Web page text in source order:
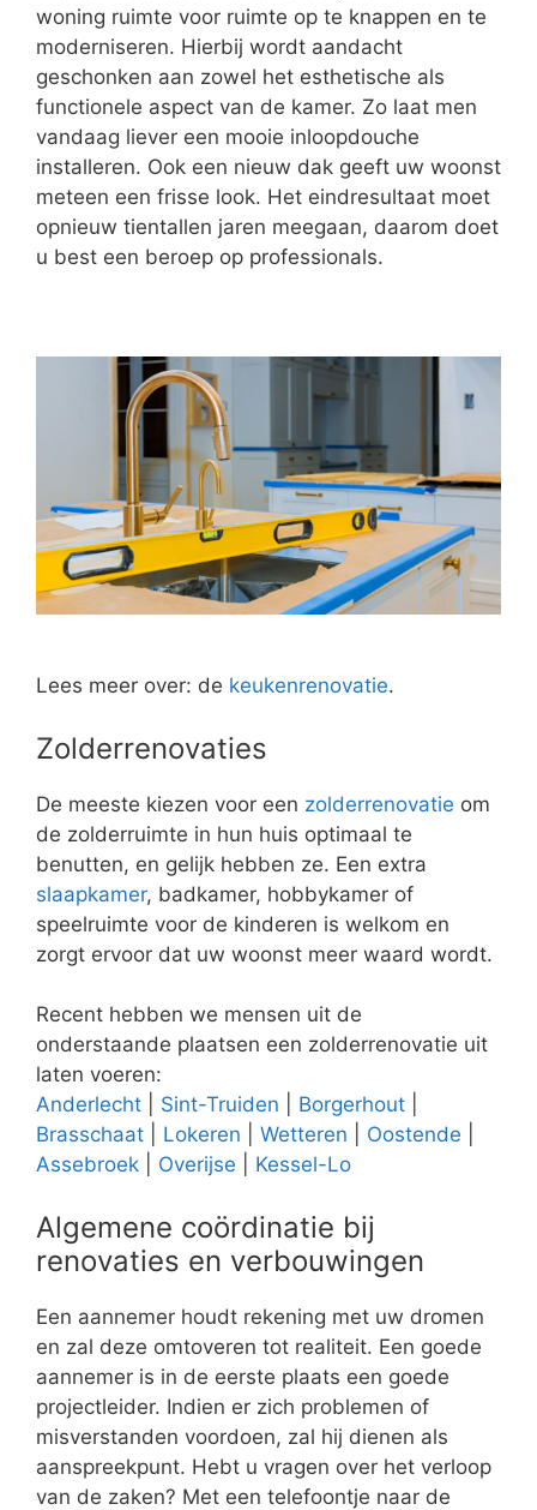
woning ruimte voor ruimte op te knappen en te
moderniseren. Hierbij wordt aandacht
geschonken aan zowel het esthetische als
functionele aspect van de kamer. Zo laat men
vandaag liever een mooie inloopdouche
installeren. Ook een nieuw dak geeft uw woonst
meteen een frisse look. Het eindresultaat moet
opnieuw tientallen jaren meegaan, daarom doet
u best een beroep op professionals.
Lees meer over: de keukenrenovatie.
Zolderrenovaties
De meeste kiezen voor een zolderrenovatie om
de zolderruimte in hun huis optimaal te
benutten, en gelijk hebben ze. Een extra
slaapkamer, badkamer, hobbykamer of
speelruimte voor de kinderen is welkom en
zorgt ervoor dat uw woonst meer waard wordt.
Recent hebben we mensen uit de
onderstaande plaatsen een zolderrenovatie uit
laten voeren:
Anderlecht
Sint-Truiden Borgerhout
Brasschaat
Lokeren Wetteren Oostende
Assebroek
Overijse Kessel-Lo
Algemene coördinatie bij
renovaties en verbouwingen
Een aannemer houdt rekening met uw dromen
en zal deze omtoveren tot realiteit. Een goede
aannemer is in de eerste plaats een goede
projectleider. Indien er zich problemen of
misverstanden voordoen, zal hij dienen als
aanspreekpunt. Hebt u vragen over het verloop
van de zaken? Met een telefoontje naar de